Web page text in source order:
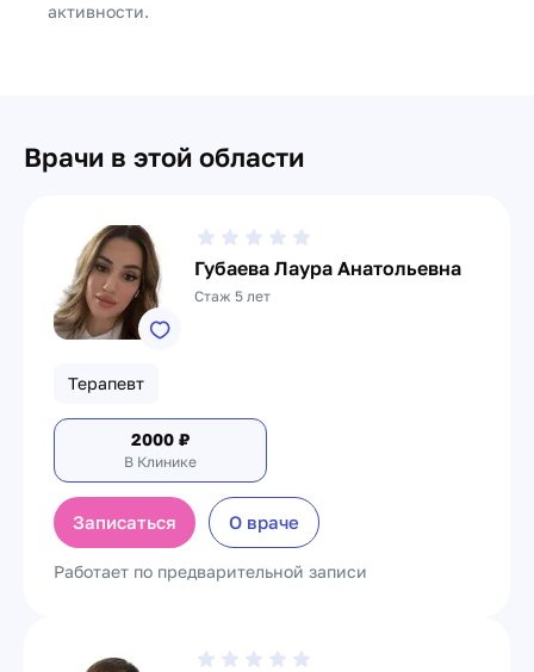
активности.
Врачи в этой области
Губаева Лаура Анатольевна
Стаж 5 лет
Терапевт
2000 ₽
В Клинике
Записаться О враче
Работает по предварительной записи